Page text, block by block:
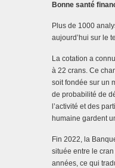
Bonne santé
Plus de 1000
aujourd’hui sur le
La cotation a
à 22 crans. Ce
soit fondée sur un
de probabilité de
l’activité et des
humaine gardent
Fin 2022, la
située entre le
années, ce qui